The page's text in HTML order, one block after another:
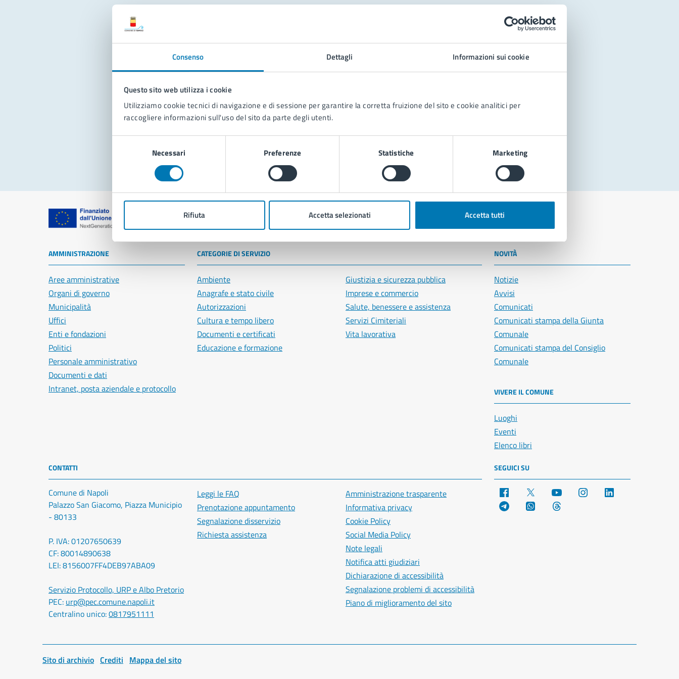
Consenso Dettagli Informazioni sui cookie
Questo sito web utilizza i cookie
Utilizziamo cookie tecnici di navigazione e di sessione per garantire la corretta fruizione del sito e cookie analitici per
raccogliere informazioni sull'uso del sito da parte degli utenti.
Necessari Preferenze Statistiche Marketing
Rifiuta Accetta selezionati Accetta tutti
Problemi in città
Segnala disservizio
Comune di Napoli
AMMINISTRAZIONE
Aree amministrative
Organi di governo
Municipalità
Uffici
Enti e fondazioni
Politici
Personale amministrativo
Documenti e dati
Intranet, posta aziendale e protocollo
CATEGORIE DI SERVIZIO
Ambiente
Anagrafe e stato civile
Autorizzazioni
Cultura e tempo libero
Documenti e certificati
Educazione e formazione
Giustizia e sicurezza pubblica
Imprese e commercio
Salute, benessere e assistenza
Servizi Cimiteriali
Vita lavorativa
NOVITÀ
Notizie
Avvisi
Comunicati
Comunicati stampa della Giunta
Comunale
Comunicati stampa del Consiglio
Comunale
VIVERE IL COMUNE
Luoghi
Eventi
Elenco libri
CONTATTI
Comune di Napoli
Palazzo San Giacomo, Piazza Municipio
- 80133
P. IVA: 01207650639
CF: 80014890638
LEI: 8156007FF4DEB97ABA09
Servizio Protocollo, URP e Albo Pretorio
PEC: urp@pec.comune.napoli.it
Centralino unico:0817951111
Leggi le FAQ
Prenotazione appuntamento
Segnalazione disservizio
Richiesta assistenza
Amministrazione trasparente
Informativa privacy
Cookie Policy
Social Media Policy
Note legali
Notifica atti giudiziari
Dichiarazione di accessibilità
Segnalazione problemi di accessibilità
Piano di miglioramento del sito
SEGUICI SU
Facebook YouTube Instagram
Telegram WhatsApp
Sito di archivio Crediti Mappa del sito